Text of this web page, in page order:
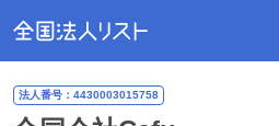
法人番号：4430003015758